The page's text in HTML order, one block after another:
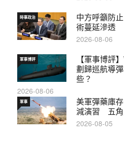
中方呼籲防
術蔓延滲透
時事政治
2026-08-06
【軍事博評
劃歸巡航導
些？
軍事博評
2026-08-06
美軍彈藥庫
減演習 五角
軍事
2026-08-05